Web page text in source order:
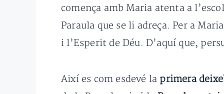
comença amb Maria atenta a
Paraula que se li adreça. Per a
i l’Esperit de Déu. D’aquí que,
Així es com esdevé la primera